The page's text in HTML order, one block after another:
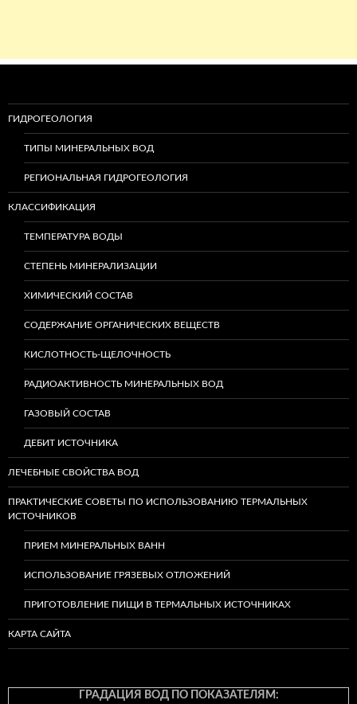
ГИДРОГЕОЛОГИЯ
ТИПЫ МИНЕРАЛЬНЫХ ВОД
РЕГИОНАЛЬНАЯ ГИДРОГЕОЛОГИЯ
КЛАССИФИКАЦИЯ
ТЕМПЕРАТУРА ВОДЫ
СТЕПЕНЬ МИНЕРАЛИЗАЦИИ
ХИМИЧЕСКИЙ СОСТАВ
СОДЕРЖАНИЕ ОРГАНИЧЕСКИХ ВЕЩЕСТВ
КИСЛОТНОСТЬ-ЩЕЛОЧНОСТЬ
РАДИОАКТИВНОСТЬ МИНЕРАЛЬНЫХ ВОД
ГАЗОВЫЙ СОСТАВ
ДЕБИТ ИСТОЧНИКА
ЛЕЧЕБНЫЕ СВОЙСТВА ВОД
ПРАКТИЧЕСКИЕ СОВЕТЫ ПО ИСПОЛЬЗОВАНИЮ ТЕРМАЛЬНЫХ
ИСТОЧНИКОВ
ПРИЕМ МИНЕРАЛЬНЫХ ВАНН
ИСПОЛЬЗОВАНИЕ ГРЯЗЕВЫХ ОТЛОЖЕНИЙ
ПРИГОТОВЛЕНИЕ ПИЩИ В ТЕРМАЛЬНЫХ ИСТОЧНИКАХ
КАРТА САЙТА
ГРАДАЦИЯ ВОД ПО ПОКАЗАТЕЛЯМ: